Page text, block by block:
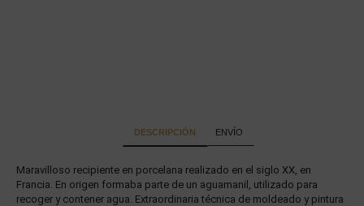
DESCRIPCIÓN ENVÍO
Maravilloso recipiente en porcelana realizado en el siglo XX, en
Francia. En origen formaba parte de un aguamanil, utilizado para
recoger y contener agua. Extraordinaria técnica de moldeado y pintura